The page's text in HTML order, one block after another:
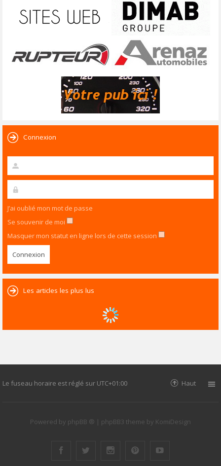
Connexion
J’ai oublié mon mot de passe
Se souvenir de moi
Masquer mon statut en ligne lors de cette session
Les articles les plus lus
Le fuseau horaire est réglé sur UTC+01:00 Haut
Powered by phpBB ® | phpBB3 theme by KomiDesign